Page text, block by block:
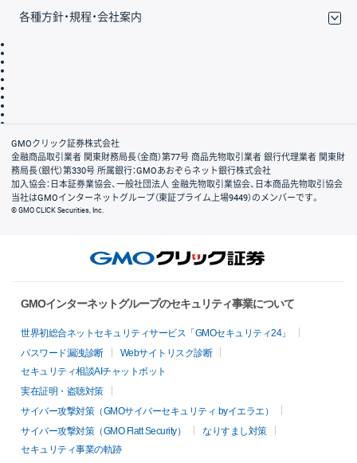
各種方針・規程・会社案内
会社案内
GMOクリック証券株式会社
金融商品取引業者 関東財務局長（金商）第77号 商品先物取引業者 銀行代理業者 関東財
務局長（銀代）第330号 所属銀行：GMOあおぞらネット銀行株式会社
加入協会：日本証券業協会、一般社団法人 金融先物取引業協会、日本商品先物取引協会
当社はGMOインターネットグループ（東証プライム上場9449）のメンバーです。
© GMO CLICK Securities, Inc.
GMOインターネットグループのセキュリティ事業について
世界初総合ネットセキュリティサービス「GMOセキュリティ24」
パスワード漏洩診断
Webサイトリスク診断
セキュリティ相談AIチャットボット
実在証明・盗聴対策
サイバー攻撃対策（GMOサイバーセキュリティ byイエラエ）
サイバー攻撃対策（GMO Flatt Security）
なりすまし対策
セキュリティ事業の軌跡